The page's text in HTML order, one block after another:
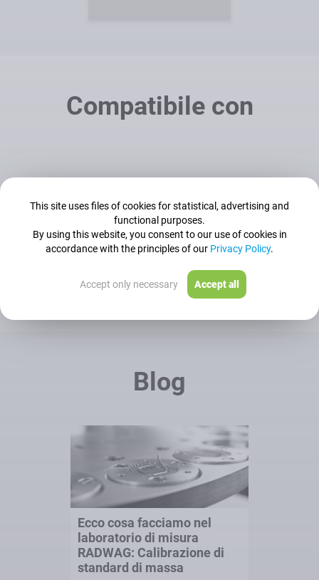
Compatibile con
Pennelli
Blog
Ecco cosa facciamo nel
laboratorio di misura
RADWAG: Calibrazione di
standard di massa
This site uses files of cookies for statistical, advertising and
functional purposes.
By using this website, you consent to our use of cookies in
accordance with the principles of our Privacy Policy.
Accept only necessary Accept all